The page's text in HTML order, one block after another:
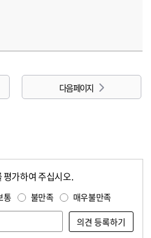
다음 페이지
평가하여 주십시오.
통 불만족 매우불만족